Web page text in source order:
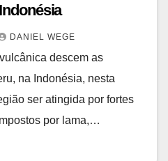
DANIEL WEGE
descem as
na Indonésia, nesta
ser atingida por fortes
por lama,…